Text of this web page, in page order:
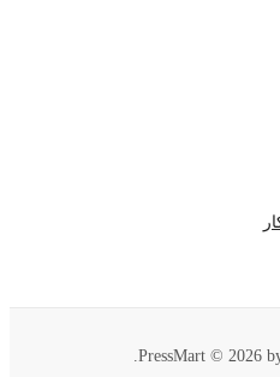
PressMart © 2026